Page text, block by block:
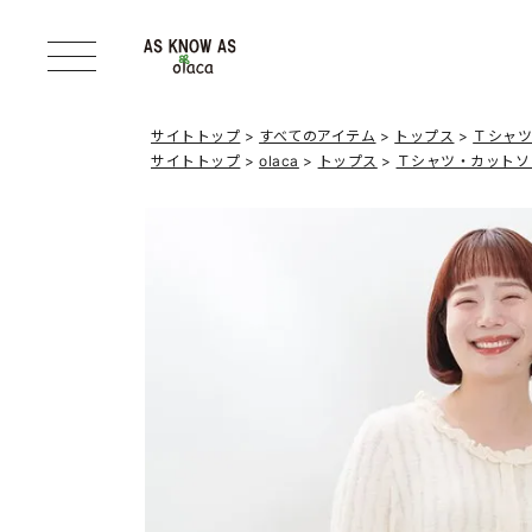
サイトトップ すべてのアイテム トップス
Ｔシャ
サイトトップ
olaca トップス Ｔシャツ・カット